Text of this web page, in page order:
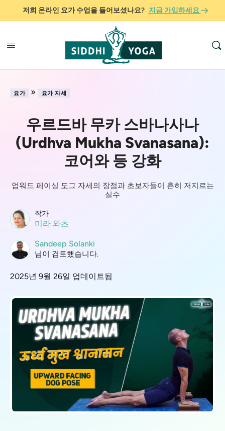
저희 온라인 요가 수업을 들어보셨나요? 지금 가입하세요
요가 » 요가 자세
우르드바 무카 스바나사나
(Urdhva Mukha Svanasana):
코어와 등 강화
업워드 페이싱 도그 자세의 장점과 초보자들이 흔히 저지르는
실수
작가
미라 와츠
Sandeep Solanki
님이 검토했습니다.
2025년 9월 26일 업데이트됨